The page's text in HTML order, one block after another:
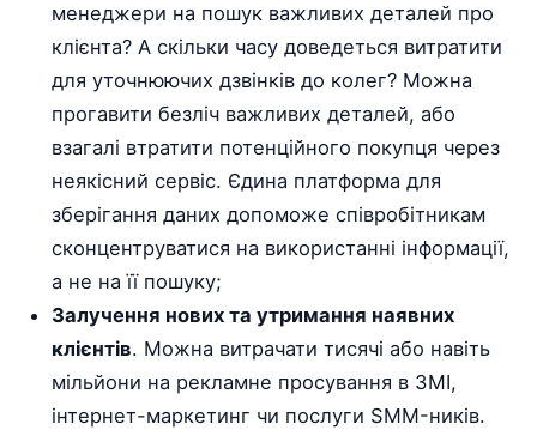
менеджери на пошук важливих деталей про
клієнта? А скільки часу доведеться витратити
для уточнюючих дзвінків до колег? Можна
прогавити безліч важливих деталей, або
взагалі втратити потенційного покупця через
неякісний сервіс. Єдина платформа для
зберігання даних допоможе співробітникам
сконцентруватися на використанні інформації,
а не на її пошуку;
Залучення нових та утримання наявних
клієнтів. Можна витрачати тисячі або навіть
мільйони на рекламне просування в ЗМІ,
інтернет-маркетинг чи послуги SMM-ників.